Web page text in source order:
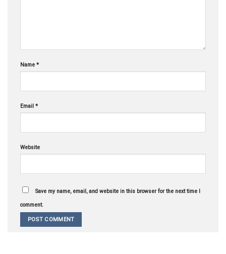
Name *
Email *
Website
Save my name, email, and website in this browser for the next time I
comment.